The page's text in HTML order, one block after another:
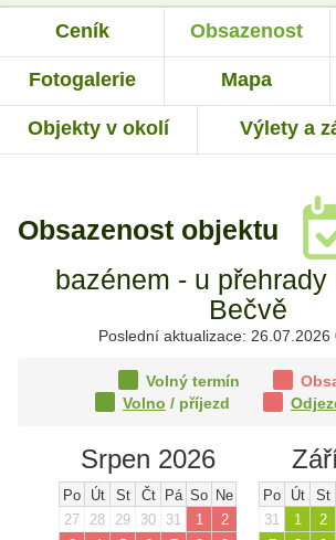
Ceník Obsazenost
Fotogalerie Mapa
Objekty v okolí Výlety a
Obsazenost objektu
bazénem - u přehrady
Bečvě
Poslední aktualizace: 26.07.2026
Volný termín
Volno / příjezd
Srpen 2026
Po Út St Čt Pá So Ne
27
28 29 30 31 1
2
Po Út St
31
1 2